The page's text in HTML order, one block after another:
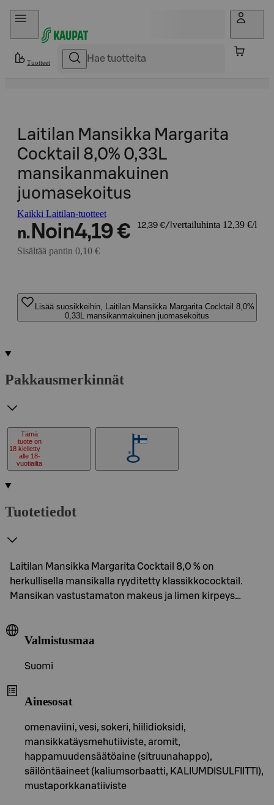
Hyppää sisältöön
Tuotteet
Laitilan Mansikka Margarita
Cocktail 8,0% 0,33L
mansikanmakuinen
juomasekoitus
Kaikki Laitilan-tuotteet
n. Noin4,19 € 12,39 €/l vertailuhinta 12,39 €/l
Sisältää pantin 0,10 €
Lisää suosikkeihin, Laitilan Mansikka Margarita Cocktail 8,0%
0,33L mansikanmakuinen juomasekoitus
Pakkausmerkinnät
18
Tämä
tuote on
kielletty
alle 18-
vuotiailta
Tuotetiedot
Laitilan Mansikka Margarita Cocktail 8,0 % on
herkullisella mansikalla ryyditetty klassikkococktail.
Mansikan vastustamaton makeus ja limen kirpeys…
Valmistusmaa
Suomi
Ainesosat
omenaviini, vesi, sokeri, hiilidioksidi,
mansikkatäysmehutiiviste, aromit,
happamuudensäätöaine (sitruunahappo),
säilöntäaineet (kaliumsorbaatti, KALIUMDISULFIITTI),
mustaporkkanatiiviste